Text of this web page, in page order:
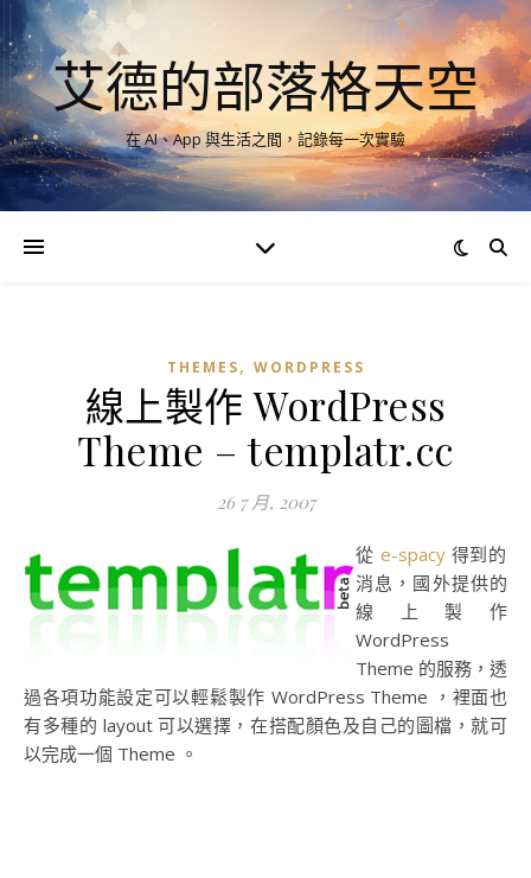
艾德的部落格天空
在 AI、App 與生活之間，記錄每一次實驗
THEMES, WORDPRESS
線上製作 WordPress
Theme – templatr.cc
26 7 月, 2007
e-spacy得到的
消息，國外提供的
線上製作
WordPress
Theme 的服務，透
過各項功能設定可以輕鬆製作 WordPress Theme ，裡面也
有多種的 layout 可以選擇，在搭配顏色及自己的圖檔，就可
以完成一個 Theme 。